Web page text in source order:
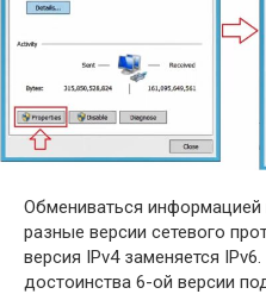
Обмениваться информацией
разные версии сетевого
версия IPv4 заменяется
достоинства 6-ой версии